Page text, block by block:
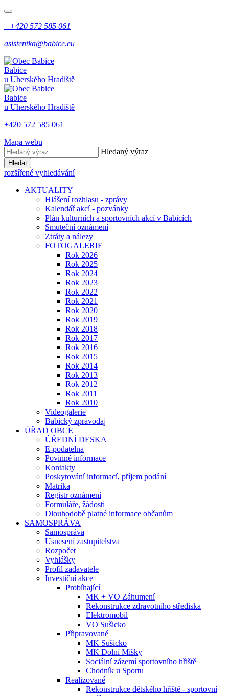
++420 572 585 061
asistentka@babice.eu
Babice
u Uherského Hradiště
Babice
u Uherského Hradiště
+420 572 585 061
Mapa webu
Hledaný výraz
Hledat
rozšířené vyhledávání
AKTUALITY
Hlášení rozhlasu - zprávy
Kalendář akcí - pozvánky
Plán kulturních a sportovních akcí v Babicích
Smuteční oznámení
Ztráty a nálezy
FOTOGALERIE
Rok 2026
Rok 2025
Rok 2024
Rok 2023
Rok 2022
Rok 2021
Rok 2020
Rok 2019
Rok 2018
Rok 2017
Rok 2016
Rok 2015
Rok 2014
Rok 2013
Rok 2012
Rok 2011
Rok 2010
Videogalerie
Babický zpravodaj
ÚŘAD OBCE
ÚŘEDNÍ DESKA
E-podatelna
Povinné informace
Kontakty
Poskytování informací, příjem podání
Matrika
Registr oznámení
Formuláře, žádosti
Dlouhodobě platné informace občanům
SAMOSPRÁVA
Samospráva
Usnesení zastupitelstva
Rozpočet
Vyhlášky
Profil zadavatele
Investiční akce
Probíhající
MK + VO Záhumení
Rekonstrukce zdravotního střediska
Elektromobil
VO Sušicko
Připravované
MK Sušicko
MK Dolní Míšky
Sociální zázemí sportovního hřiště
Chodník u Sportu
Realizované
Rekonstrukce dětského hřiště - sportovní